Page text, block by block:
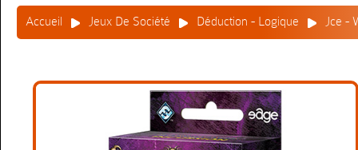
Accueil Jeux De Société Déduction - Logique Jce -